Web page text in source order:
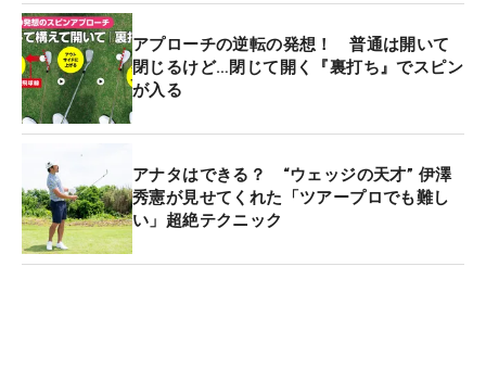
アプローチの逆転の発想！ 普通は開いて
閉じるけど…閉じて開く『裏打ち』でスピン
が入る
アナタはできる？ “ウェッジの天才” 伊澤
秀憲が見せてくれた「ツアープロでも難し
い」超絶テクニック